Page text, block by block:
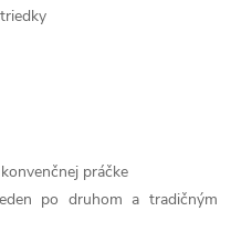
práčke
po druhom a tradičným